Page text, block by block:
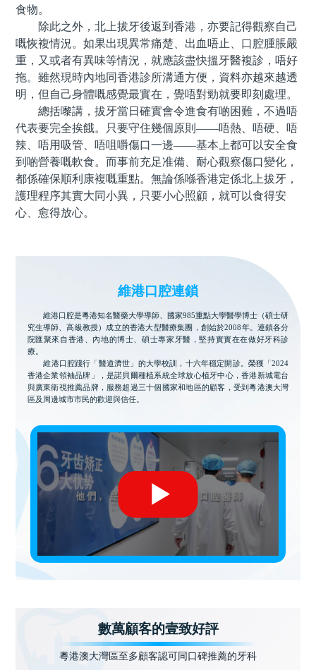
食物。
除此之外，北上拔牙後返到香港，亦要記得觀察自己
嘅恢複情況。如果出現異常痛楚、出血唔止、口腔腫脹嚴
重，又或者有異味等情況，就應該盡快搵牙醫複診，唔好
拖。雖然現時內地同香港診所溝通方便，資料亦越來越透
明，但自己身體嘅感覺最實在，覺唔對勁就要即刻處理。
總括嚟講，拔牙當日確實會令進食有啲困難，不過唔
代表要完全挨餓。只要守住幾個原則——唔熱、唔硬、唔
辣、唔用吸管、唔咀嚼傷口一邊——基本上都可以安全食
到啲營養嘅軟食。而事前充足准備、耐心觀察傷口變化，
都係確保順利康複嘅重點。無論係喺香港定係北上拔牙，
護理程序其實大同小異，只要小心照顧，就可以食得安
心、愈得放心。
維港口腔連鎖
維港口腔是粵港知名醫藥大學導師、國家985重點大學醫學博士（碩士研
究生導師、高級教授）成立的香港大型醫療集團，創始於2008年。連鎖各分
院匯聚來自香港、內地的博士、碩士專家牙醫，堅持實實在在做好牙科診
療。
維港口腔踐行「醫道濟世」的大學校訓，十六年穩定開診。榮獲「2024
香港企業領袖品牌」，是諾貝爾種植系統全球放心植牙中心，香港新城電台
與廣東衛視推薦品牌，服務超過三十個國家和地區的顧客，受到粵港澳大灣
區及周邊城市市民的歡迎與信任。
數萬顧客的壹致好評
粵港澳大灣區至多顧客認可同口碑推薦的牙科